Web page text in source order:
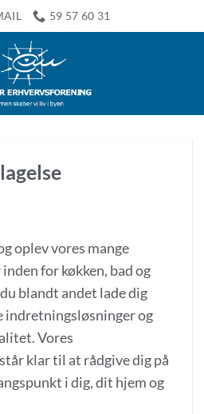
59 57 60 31
oplev vores mange
for køkken, bad og
blandt andet lade dig
indretningsløsninger og
Vores
klar til at rådgive dig på
i dig, dit hjem og